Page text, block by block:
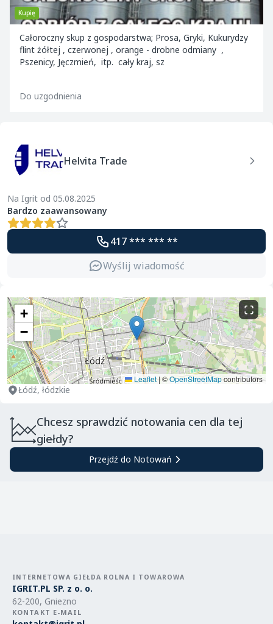
Kupię
Całoroczny skup z gospodarstwa; Prosa, Gryki, Kukurydzy
flint żółtej , czerwonej , orange - drobne odmiany ,
Pszenicy, Jęczmień, itp. cały kraj, sz
Do uzgodnienia
Helvita Trade
Na Igrit od 05.08.2025
Bardzo zaawansowany
417 *** *** **
Wyślij wiadomość
+
−
Leaflet|©OpenStreetMapcontributors
Łódź, łódzkie
Chcesz sprawdzić notowania cen dla tej
giełdy?
Przejdź do Notowań
INTERNETOWA GIEŁDA ROLNA I TOWAROWA
IGRIT.PL SP. z o. o.
62-200, Gniezno
KONTAKT E-MAIL